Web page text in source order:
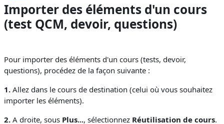
Importer des éléments d'un cours
(test QCM, devoir, questions)
Pour importer des éléments d'un cours (tests, devoir,
questions), procédez de la façon suivante :
1. Allez dans le cours de destination (celui où vous souhaitez
importer les éléments).
2. A droite, sous Plus..., sélectionnez Réutilisation de cours.